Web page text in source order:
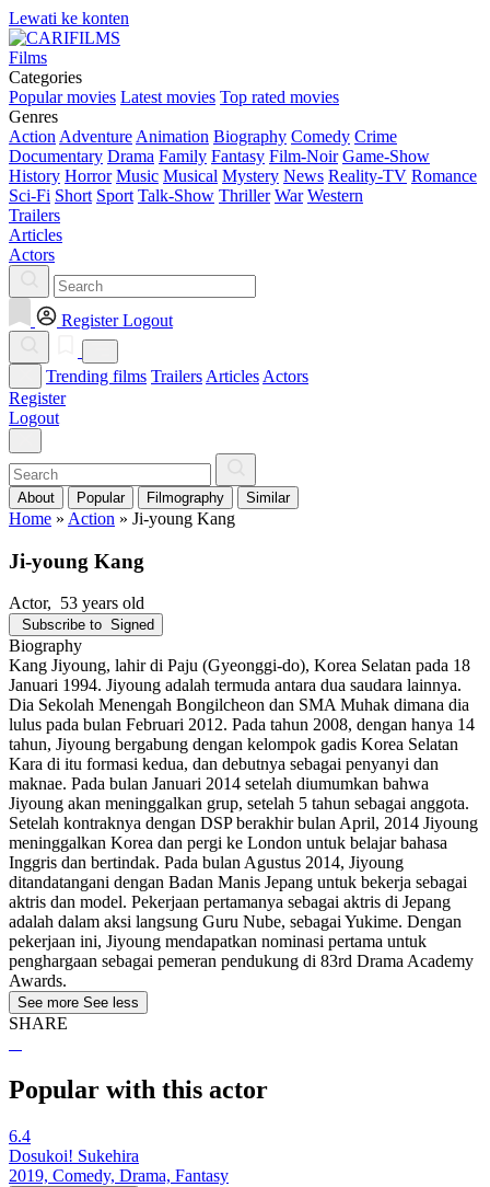
Lewati ke konten
Films
Categories
Popular movies Latest movies Top rated movies
Genres
Action Adventure Animation Biography Comedy Crime
Documentary Drama Family Fantasy Film-Noir Game-Show
History Horror Music Musical Mystery News Reality-TV Romance
Sci-Fi Short Sport Talk-Show Thriller War Western
Trailers
Articles
Actors
Register Logout
Trending films Trailers Articles Actors
Register
Logout
About Popular Filmography Similar
Home » Action » Ji-young Kang
Ji-young Kang
Actor, 53 years old
Subscribe to Signed
Biography
Kang Jiyoung, lahir di Paju (Gyeonggi-do), Korea Selatan pada 18
Januari 1994. Jiyoung adalah termuda antara dua saudara lainnya.
Dia Sekolah Menengah Bongilcheon dan SMA Muhak dimana dia
lulus pada bulan Februari 2012. Pada tahun 2008, dengan hanya 14
tahun, Jiyoung bergabung dengan kelompok gadis Korea Selatan
Kara di itu formasi kedua, dan debutnya sebagai penyanyi dan
maknae. Pada bulan Januari 2014 setelah diumumkan bahwa
Jiyoung akan meninggalkan grup, setelah 5 tahun sebagai anggota.
Setelah kontraknya dengan DSP berakhir bulan April, 2014 Jiyoung
meninggalkan Korea dan pergi ke London untuk belajar bahasa
Inggris dan bertindak. Pada bulan Agustus 2014, Jiyoung
ditandatangani dengan Badan Manis Jepang untuk bekerja sebagai
aktris dan model. Pekerjaan pertamanya sebagai aktris di Jepang
adalah dalam aksi langsung Guru Nube, sebagai Yukime. Dengan
pekerjaan ini, Jiyoung mendapatkan nominasi pertama untuk
penghargaan sebagai pemeran pendukung di 83rd Drama Academy
Awards.
See more See less
SHARE
Popular with this actor
6.4
Dosukoi! Sukehira
2019, Comedy, Drama, Fantasy